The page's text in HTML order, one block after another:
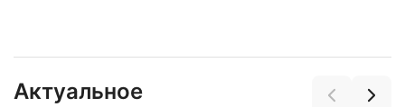
Актуальное